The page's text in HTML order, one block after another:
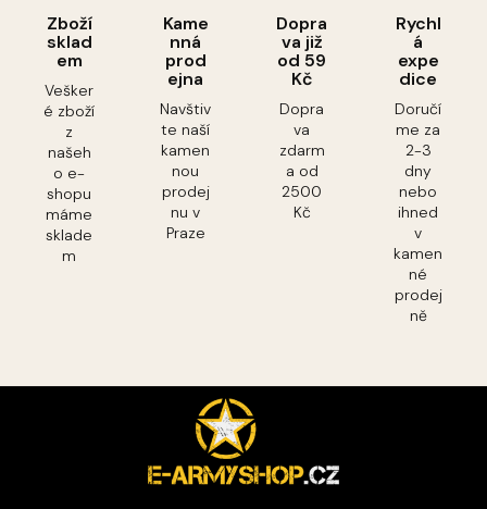
Zboží
sklad
em
Vešker
é zboží
z
našeh
o e-
shopu
máme
sklade
m
Kame
nná
prod
ejna
Navštiv
te naší
kamen
nou
prodej
nu v
Praze
Dopra
va již
od 59
Kč
Dopra
va
zdarm
a od
2500
Kč
Rychl
á
expe
dice
Doručí
me za
2-3
dny
nebo
ihned
v
kamen
né
prodej
ně